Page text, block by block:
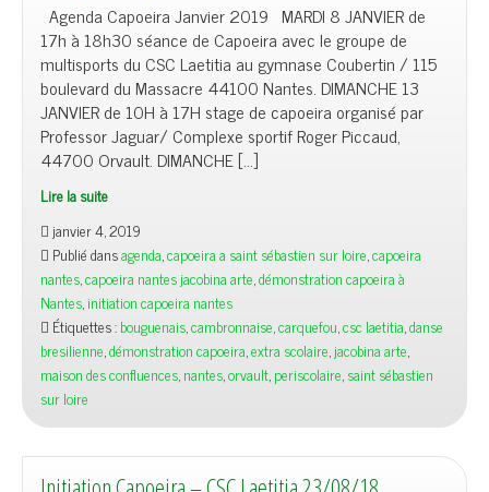
Agenda Capoeira Janvier 2019 MARDI 8 JANVIER de
17h à 18h30 séance de Capoeira avec le groupe de
multisports du CSC Laetitia au gymnase Coubertin / 115
boulevard du Massacre 44100 Nantes. DIMANCHE 13
JANVIER de 10H à 17H stage de capoeira organisé par
Professor Jaguar/ Complexe sportif Roger Piccaud,
44700 Orvault. DIMANCHE […]
Lire la suite
janvier 4, 2019
Publié dansagenda,capoeira a saint sébastien sur loire,capoeira
nantes,capoeira nantes jacobina arte,démonstration capoeira à
Nantes,initiation capoeira nantes
Étiquettes :bouguenais,cambronnaise,carquefou,csc laetitia,danse
bresilienne,démonstration capoeira,extra scolaire,jacobina arte,
maison des confluences,nantes,orvault,periscolaire,saint sébastien
sur loire